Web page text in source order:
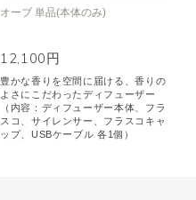
オーブ 単品(本体のみ)
12,100円
豊かな香りを空間に届ける、香りの
よさにこだわったディフューザー
（内容：ディフューザー本体、フラ
スコ、サイレンサー、フラスコキャ
ップ、USBケーブル 各1個）